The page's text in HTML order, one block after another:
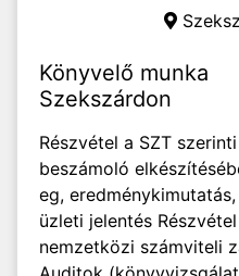
Könyvelő munka
Szekszárdon
Részvétel a SZT
beszámoló
eg,
üzleti jelentés
nemzetközi számviteli